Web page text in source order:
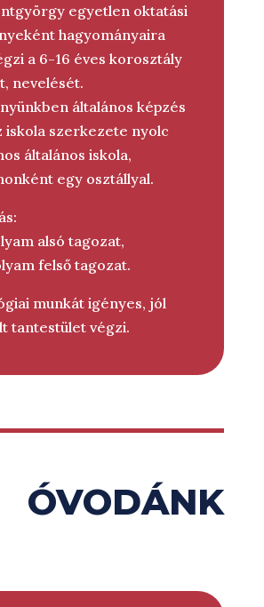
egyetlen oktatási
hagyományaira
a 6-16 éves korosztály
nevelését.
általános képzés
iskola szerkezete nyolc
általános iskola,
egy osztállyal.
alsó tagozat,
felső tagozat.
munkát igényes, jól
tantestület végzi.
ÓVODÁNK